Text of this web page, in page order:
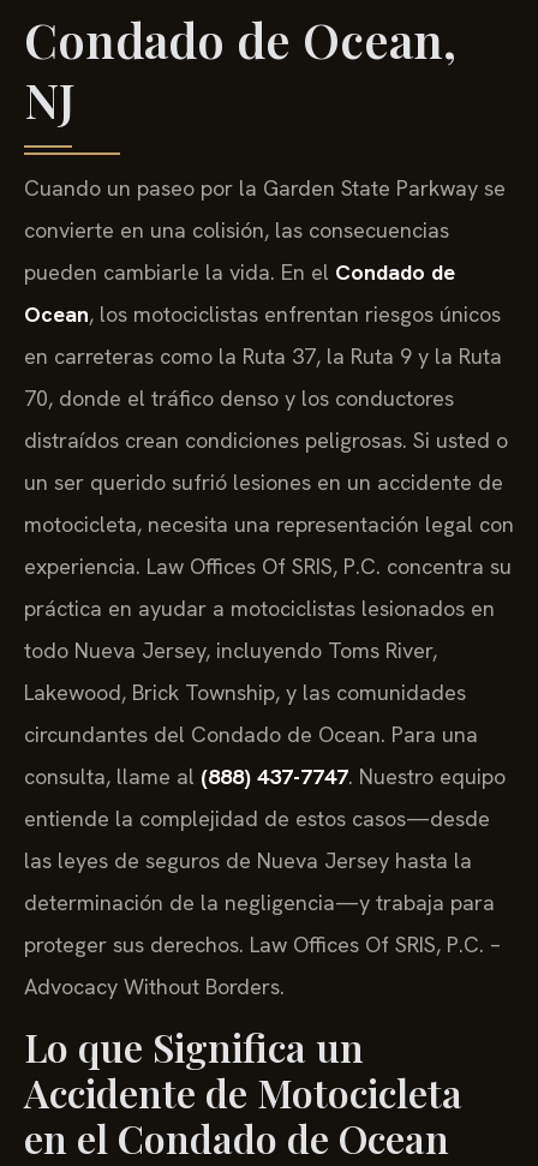
Condado de Ocean,
NJ
Cuando un paseo por la Garden State Parkway se
convierte en una colisión, las consecuencias
pueden cambiarle la vida. En el Condado de
Ocean, los motociclistas enfrentan riesgos únicos
en carreteras como la Ruta 37, la Ruta 9 y la Ruta
70, donde el tráfico denso y los conductores
distraídos crean condiciones peligrosas. Si usted o
un ser querido sufrió lesiones en un accidente de
motocicleta, necesita una representación legal con
experiencia. Law Offices Of SRIS, P.C. concentra su
práctica en ayudar a motociclistas lesionados en
todo Nueva Jersey, incluyendo Toms River,
Lakewood, Brick Township, y las comunidades
circundantes del Condado de Ocean. Para una
consulta, llame al (888) 437-7747. Nuestro equipo
entiende la complejidad de estos casos—desde
las leyes de seguros de Nueva Jersey hasta la
determinación de la negligencia—y trabaja para
proteger sus derechos. Law Offices Of SRIS, P.C. –
Advocacy Without Borders.
Lo que Significa un
Accidente de Motocicleta
en el Condado de Ocean